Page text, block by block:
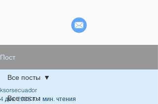
Пост
Все посты
Все посты
ksorsecuador
4 дек. 2025 г. 1 мин. чтения